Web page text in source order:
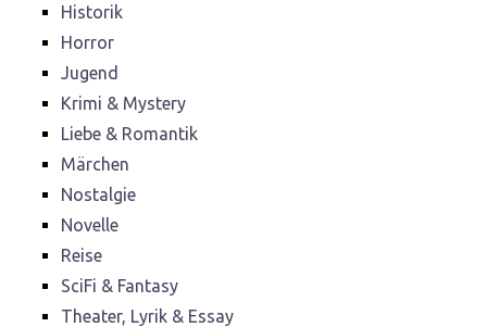
Historik
Horror
Jugend
Krimi & Mystery
Liebe & Romantik
Märchen
Nostalgie
Novelle
Reise
SciFi & Fantasy
Theater, Lyrik & Essay